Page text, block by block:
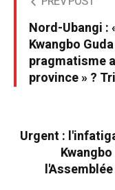
Nord-Ubangi :
Kwangbo
pragmatisme
province » ?
Urgent :